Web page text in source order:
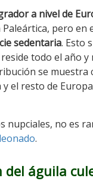
a nivel de
pero en
sedentaria. Esto
todo el año
se
el resto de
nupciales, no es
.
del águila